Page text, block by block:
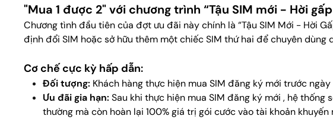
"Mua 1 được 2" với chương trình “Tậu SIM mới - Hời
Chương tình đầu tiên của đợt ưu đãi này chính là “Tậu SIM Mới - Hời
định đổi SIM hoặc sở hữu thêm một chiếc SIM thứ hai để chuyên dùng
Cơ chế cực kỳ hấp dẫn:
Đối tượng: Khách hàng thực hiện mua SIM đăng ký mới trước ngày
Ưu đãi gia hạn: Sau khi thực hiện mua SIM đăng ký mới , hệ
thường mà còn hoàn lại 100% giá trị gói cước vào tài khoản